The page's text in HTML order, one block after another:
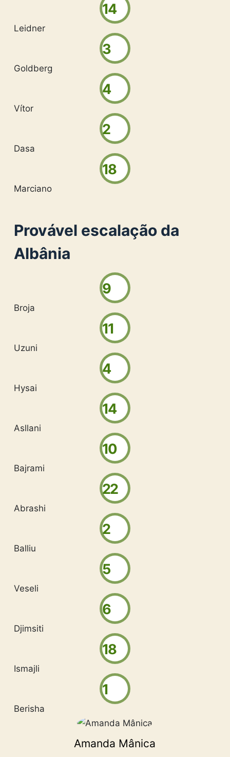
14
Leidner
3
Goldberg
4
Vítor
2
Dasa
18
Marciano
Provável escalação da
Albânia
9
Broja
11
Uzuni
4
Hysai
14
Asllani
10
Bajrami
22
Abrashi
2
Balliu
5
Veseli
6
Djimsiti
18
Ismajli
1
Berisha
Amanda Mânica